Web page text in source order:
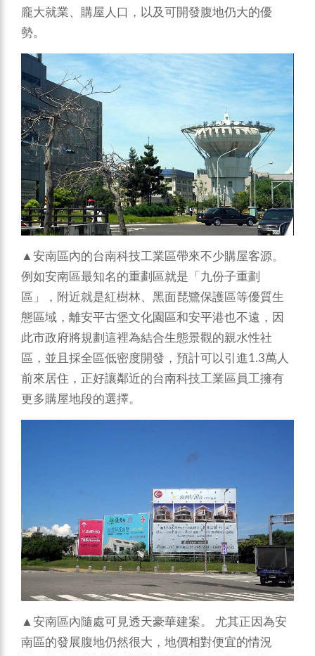
龐大就業、購屋人口，以及可開發腹地仍大的優
勢。
▲安南區內的台南科技工業區帶來不少購屋客源。
例如安南區最知名的重劃區就是「九份子重劃
區」，附近就是紅樹林、黑面琵鷺保護區等優質生
態區域，離安平古堡文化園區和安平港也不遠，因
此市政府將規劃這裡為結合生態景觀的親水性社
區，並且採全區低密度開發，預計可以引進1.3萬人
前來居住，正好讓鄰近的台南科技工業區員工擁有
更多購屋地段的選擇。
▲安南區內隨處可見透天豪華建案。 尤其正因為安
南區的發展腹地仍然很大，地價相對便宜的情況